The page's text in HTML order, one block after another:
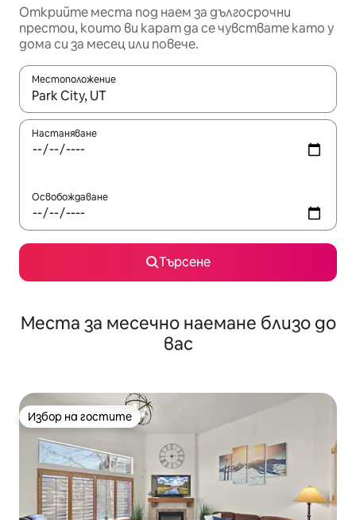
Открийте места под наем за дългосрочни
престои, които ви карат да се чувствате като у
дома си за месец или повече.
Местоположение
Когато резултатите се покажат, използвайте
Настаняване
Освобождаване
Търсене
Места за месечно наемане близо до
вас
Избор на гостите
Избор на гостите